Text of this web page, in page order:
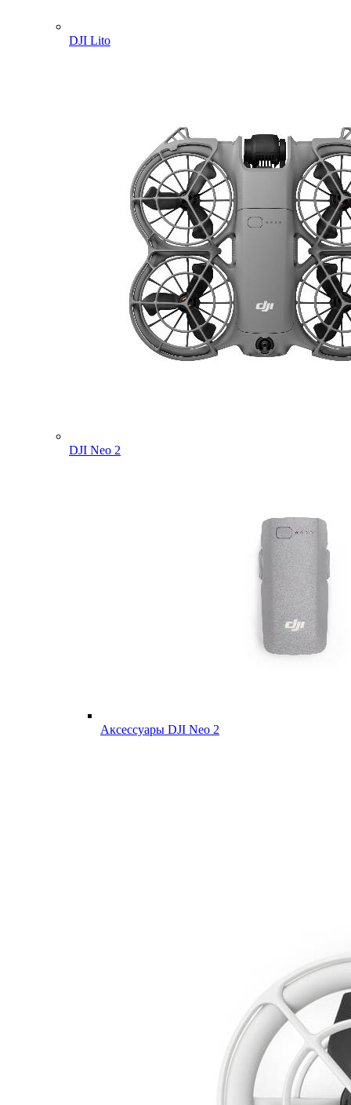
DJI Lito
DJI Neo 2
Аксессуары DJI Neo 2